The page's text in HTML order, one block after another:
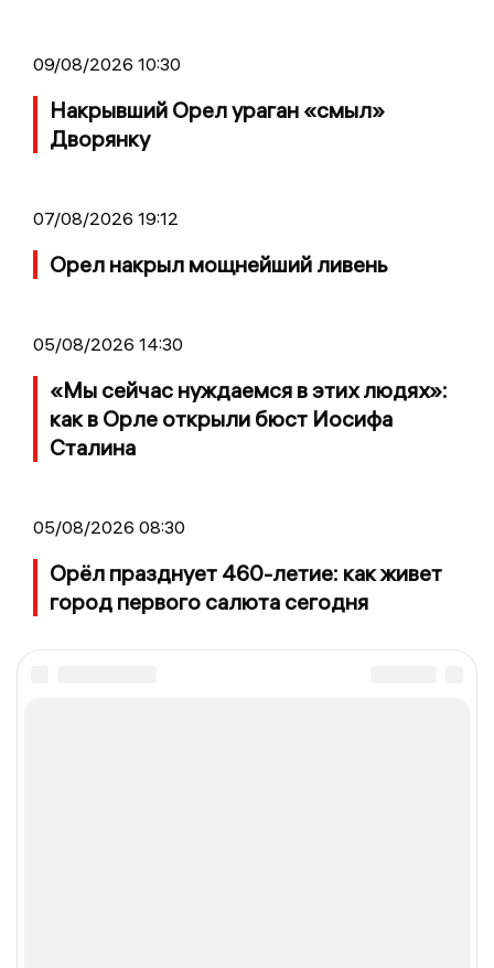
09/08/2026 10:30
Накрывший Орел ураган «смыл»
Дворянку
07/08/2026 19:12
Орел накрыл мощнейший ливень
05/08/2026 14:30
«Мы сейчас нуждаемся в этих людях»:
как в Орле открыли бюст Иосифа
Сталина
05/08/2026 08:30
Орёл празднует 460-летие: как живет
город первого салюта сегодня